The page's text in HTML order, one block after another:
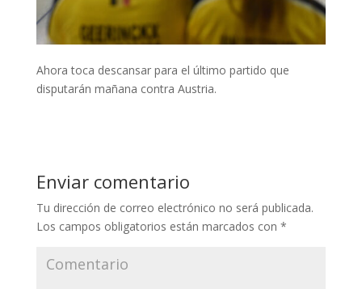
Ahora toca descansar para el último partido que
disputarán mañana contra Austria.
Enviar comentario
Tu dirección de correo electrónico no será publicada.
Los campos obligatorios están marcados con *